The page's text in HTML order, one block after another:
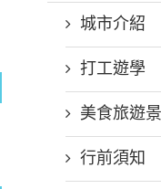
城市介紹
打工遊學
美食旅遊
行前須知